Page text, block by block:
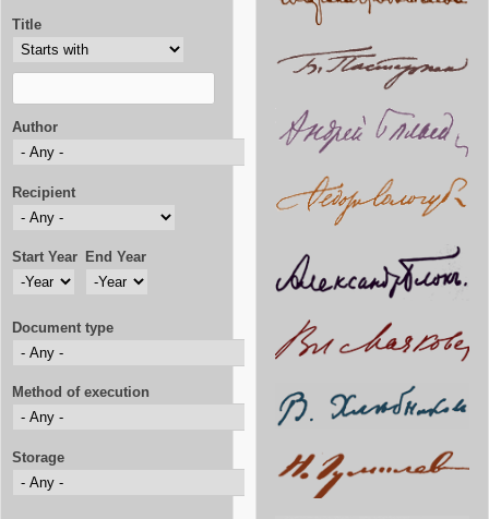
Title
Author
Recipient
Start Year
Start Year
Year
End Year
End Year
Year
Document type
Method of execution
Storage